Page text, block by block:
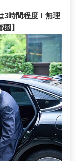
3時間程度！無理
】